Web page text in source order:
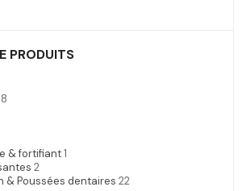
PRODUITS
& fortifiant1
2
& Poussées dentaires 22